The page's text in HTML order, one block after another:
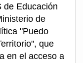
de Educación
de
"Puedo
que
en el acceso a